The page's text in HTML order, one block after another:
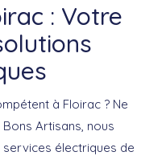
: Votre
à Floirac ? Ne
Artisans, nous
électriques de